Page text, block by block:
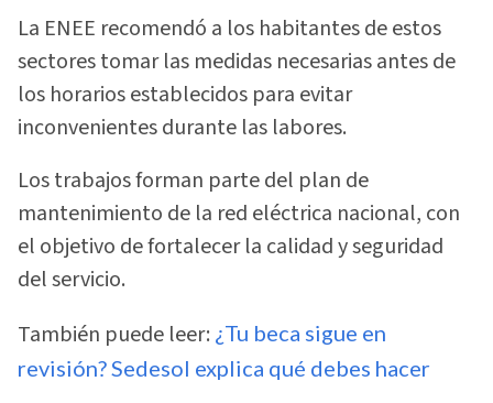
La ENEE recomendó a los habitantes de estos
sectores tomar las medidas necesarias antes de
los horarios establecidos para evitar
inconvenientes durante las labores.
Los trabajos forman parte del plan de
mantenimiento de la red eléctrica nacional, con
el objetivo de fortalecer la calidad y seguridad
del servicio.
También puede leer: ¿Tu beca sigue en
revisión? Sedesol explica qué debes hacer